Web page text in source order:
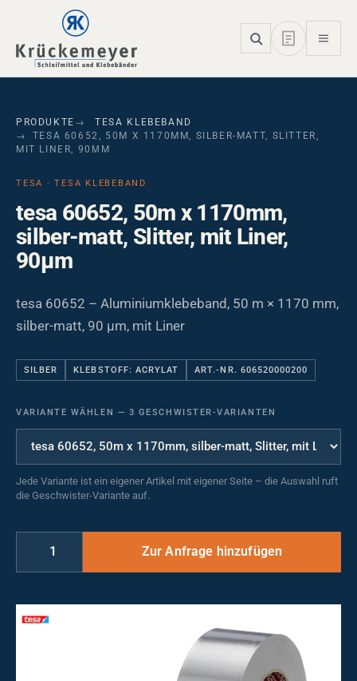
Skip to main navigation
Skip to main content
Skip to page footer
PRODUKTE
TESA KLEBEBAND
TESA 60652, 50M X 1170MM, SILBER-MATT, SLITTER,
MIT LINER, 90ΜM
TESA · TESA KLEBEBAND
tesa 60652, 50m x 1170mm,
silber-matt, Slitter, mit Liner,
90µm
tesa 60652 – Aluminiumklebeband, 50 m × 1170 mm,
silber-matt, 90 µm, mit Liner
SILBER KLEBSTOFF: ACRYLAT ART.-NR. 606520000200
VARIANTE WÄHLEN — 3 GESCHWISTER-VARIANTEN
Jede Variante ist ein eigener Artikel mit eigener Seite – die Auswahl ruft
die Geschwister-Variante auf.